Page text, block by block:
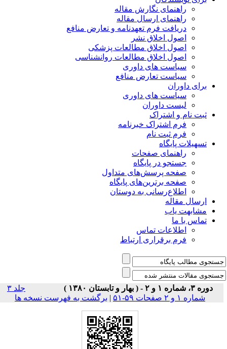
راهنمای نگارش مقاله
راهنمای ارسال مقاله
دریافت فرم تعهدنامه و تعارض منافع
اصول اخلاق نشر
اصول اخلاق مطالعات پزشکی
اصول اخلاق مطالعات روانشناسی
سیاست های داوری
سیاست تعارض منافع
برای داوران
سیاست های داوری
لیست داوران
ثبت نام و اشتراک
فرم اشتراک خبرنامه
فرم ثبت نام
تسهیلات پایگاه
راهنمای صفحات
جستجو در پایگاه
صفحه پرسش‌های متداول
صفحه برترین‌های پایگاه
اطلاع‌رسانی به دوستان
ارسال مقاله
مشابهت یاب
تماس با ما
اطلاعات تماس
فرم برقراری ارتباط
دوره ۳، شماره ۱ و ۲ - ( بهار و تابستان ۱۳۸۰ )
جلد ۳
شماره ۱ و ۲ صفحات ۵۹-۵۱
|برگشت به فهرست نسخه ها